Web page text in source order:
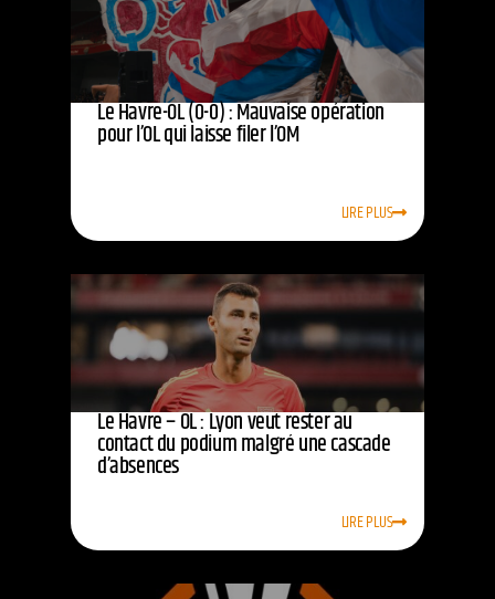
Le Havre-OL (0-0) : Mauvaise opération
pour l’OL qui laisse filer l’OM
LIRE PLUS
Le Havre – OL : Lyon veut rester au
contact du podium malgré une cascade
d’absences
LIRE PLUS